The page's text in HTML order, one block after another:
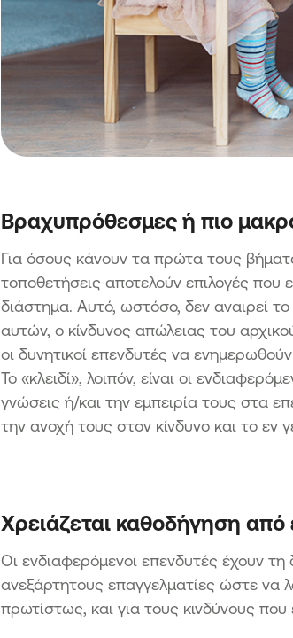
Βραχυπρόθεσμες ή πιο
Για όσους κάνουν τα πρώτα τους
τοποθετήσεις αποτελούν επιλογές που
διάστημα. Αυτό, ωστόσο, δεν αναιρεί
αυτών, ο κίνδυνος απώλειας του
οι δυνητικοί επενδυτές να
Το «κλειδί», λοιπόν, είναι οι
γνώσεις ή/και την εμπειρία τους στα
την ανοχή τους στον κίνδυνο και το
Χρειάζεται καθοδήγηση από
Οι ενδιαφερόμενοι επενδυτές έχουν
ανεξάρτητους επαγγελματίες ώστε να
πρωτίστως, και για τους κινδύνους που